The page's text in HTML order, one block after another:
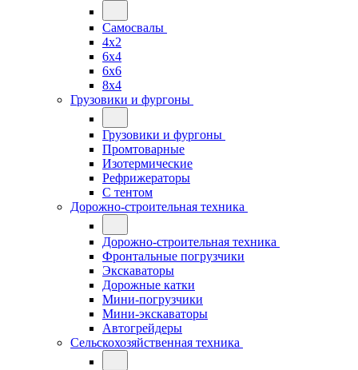
Самосвалы
4x2
6x4
6x6
8x4
Грузовики и фургоны
Грузовики и фургоны
Промтоварные
Изотермические
Рефрижераторы
С тентом
Дорожно-строительная техника
Дорожно-строительная техника
Фронтальные погрузчики
Экскаваторы
Дорожные катки
Мини-погрузчики
Мини-экскаваторы
Автогрейдеры
Сельскохозяйственная техника